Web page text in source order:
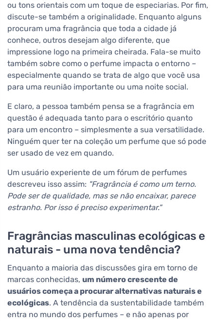
ou tons orientais com um toque de especiarias. Por fim,
discute-se também a originalidade. Enquanto alguns
procuram uma fragrância que toda a cidade já
conhece, outros desejam algo diferente, que
impressione logo na primeira cheirada. Fala-se muito
também sobre como o perfume impacta o entorno –
especialmente quando se trata de algo que você usa
para uma reunião importante ou uma noite social.
E claro, a pessoa também pensa se a fragrância em
questão é adequada tanto para o escritório quanto
para um encontro – simplesmente a sua versatilidade.
Ninguém quer ter na coleção um perfume que só pode
ser usado de vez em quando.
Um usuário experiente de um fórum de perfumes
descreveu isso assim: "Fragrância é como um terno.
Pode ser de qualidade, mas se não encaixar, parece
estranho. Por isso é preciso experimentar."
Fragrâncias masculinas ecológicas e
naturais - uma nova tendência?
Enquanto a maioria das discussões gira em torno de
marcas conhecidas, um número crescente de
usuários começa a procurar alternativas naturais e
ecológicas. A tendência da sustentabilidade também
entra no mundo dos perfumes – e não apenas por